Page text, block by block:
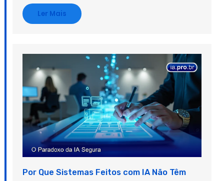
Ler Mais
Por Que Sistemas Feitos com IA Não Têm